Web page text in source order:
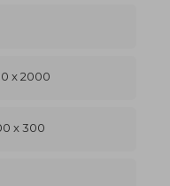
x 2000
x 300